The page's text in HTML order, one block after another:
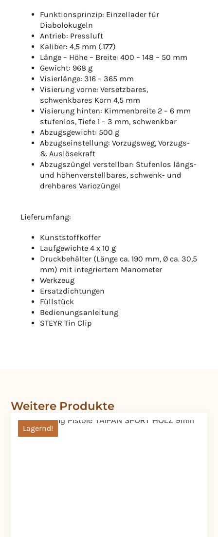
Funktionsprinzip: Einzellader für
Diabolokugeln
Antrieb: Pressluft
Kaliber: 4,5 mm (.177)
Länge – Höhe – Breite: 400 – 148 – 50 mm
Gewicht: 968 g
Visierlänge: 316 – 365 mm
Visierung vorne: Versetzbares,
schwenkbares Korn 4,5 mm
Visierung hinten: Kimmenbreite 2 – 6 mm
stufenlos, Tiefe 1 – 3 mm, schwenkbar
Abzugsgewicht: 500 g
Abzugseinstellung: Vorzugsweg, Vorzugs-
& Auslösekraft
Abzugszüngel verstellbar: Stufenlos längs-
und höhenverstellbares, schwenk- und
drehbares Variozüngel
Lieferumfang:
Kunststoffkoffer
Laufgewichte 4 x 10 g
Druckbehälter (Länge ca. 190 mm, Ø ca. 30,5
mm) mit integriertem Manometer
Werkzeug
Ersatzdichtungen
Füllstück
Bedienungsanleitung
STEYR Tin Clip
Weitere Produkte
Lagernd!